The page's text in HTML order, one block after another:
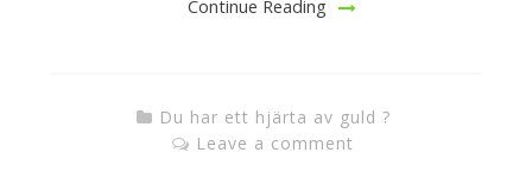
Continue Reading
Du har ett hjärta av guld ?
Leave a comment